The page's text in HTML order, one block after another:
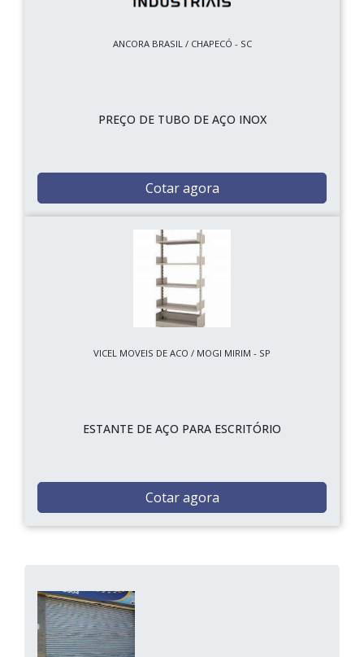
ANCORA BRASIL / CHAPECÓ - SC
PREÇO DE TUBO DE AÇO INOX
Cotar agora
VICEL MOVEIS DE ACO / MOGI MIRIM - SP
ESTANTE DE AÇO PARA ESCRITÓRIO
Cotar agora